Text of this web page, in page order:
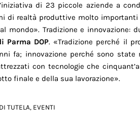
di 23 piccole aziende a
di realtà produttive molto
mondo». Tradizione e innovazione:
Parma DOP. «Tradizione perché il
fa; innovazione perché sono
con tecnologie che
finale e della sua lavorazione».
TUTELA, EVENTI